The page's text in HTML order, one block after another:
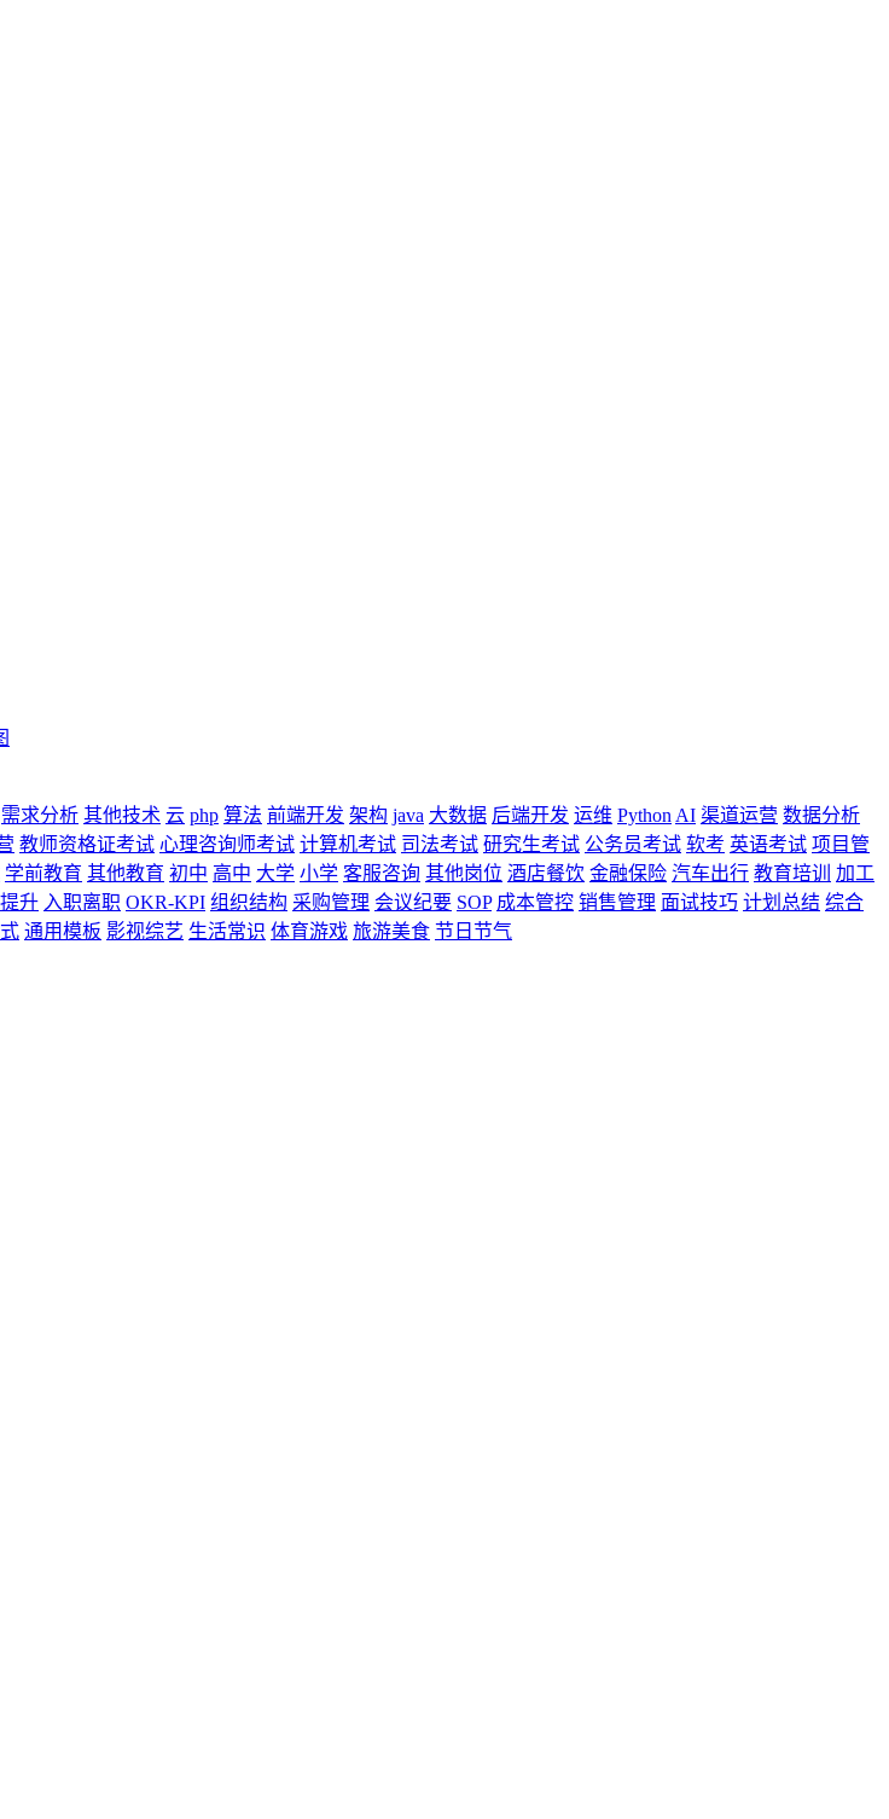
需求分析 其他技术 云 php 算法 前端开发 架构 java 大数据 后端开发 运维 Python AI 渠道运营 数据分析
教师资格证考试 心理咨询师考试 计算机考试 司法考试 研究生考试 公务员考试 软考 英语考试 项目管
学前教育 其他教育 初中 高中 大学 小学 客服咨询 其他岗位 酒店餐饮 金融保险 汽车出行 教育培训
加工
升 入职离职 OKR-KPI 组织结构 采购管理 会议纪要 SOP 成本管控 销售管理 面试技巧 计划总结 综合
通用模板 影视综艺 生活常识 体育游戏 旅游美食 节日节气